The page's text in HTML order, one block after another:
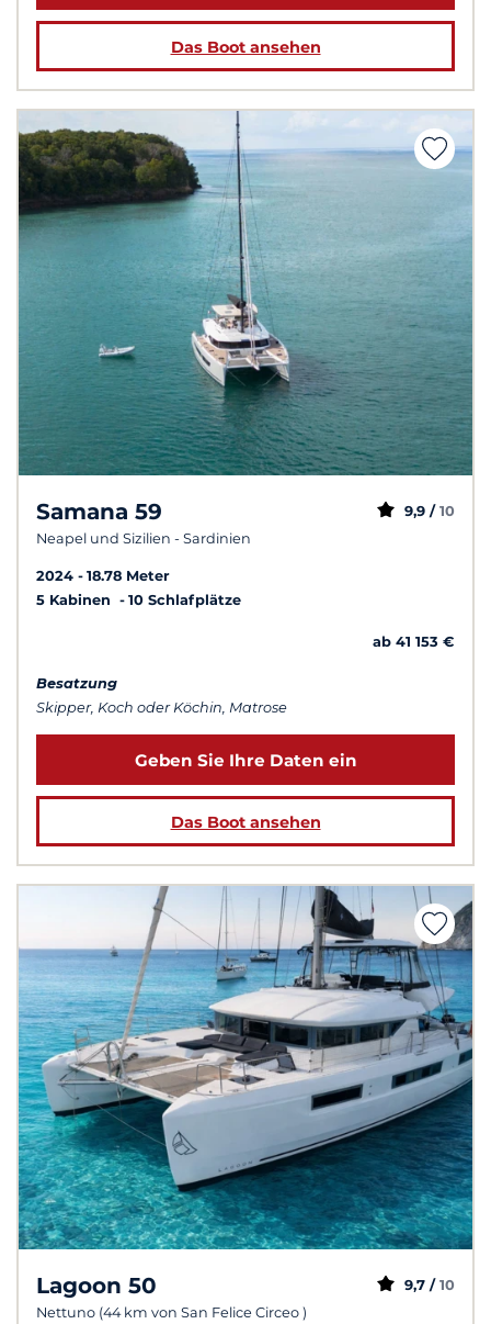
Das Boot ansehen
Samana 59
Neapel und Sizilien - Sardinien
9,9 / 10
2024
18.78 Meter
5 Kabinen
10 Schlafplätze
ab 41 153 €
Besatzung
Skipper, Koch oder Köchin, Matrose
Geben Sie Ihre Daten ein
Das Boot ansehen
Lagoon 50
Nettuno (44 km von San Felice Circeo )
9,7 / 10